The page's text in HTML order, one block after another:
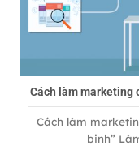
Cách làm marketing
Cách làm
binh”